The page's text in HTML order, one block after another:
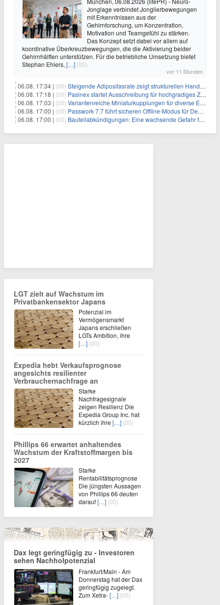
Jonglage verbindet Jonglierbewegungen
mit Erkenntnissen aus der
Gehirnforschung, um Konzentration,
Motivation und Teamgefühl zu stärken.
Das Konzept setzt dabei vor allem auf
koordinative Überkreuzbewegungen, die die Aktivierung beider
Gehirnhälften unterstützen. Für die betriebliche Umsetzung bietet
Stephan Ehlers, […] (00)
vor 11 Stunden
06.08. 17:34 | (00) Steigende Adipositasrate zeigt strukturellen Handlungsbedarf bei der Ernährung schulpflichtiger Kinder
06.08. 17:18 | (00) Pasinex startet Ausschreibung für hochgradiges Zinksulfidkonzentrat mit Germanium- und Silbergehalten und stellt ein Betriebsupdate bereit
06.08. 17:03 | (00) Variantenreiche Miniaturkupplungen für diverse Einsatzbereiche
06.08. 17:00 | (00) Passwork 7.7 führt sicheren Offline-Modus für Desktop- und Mobile-Apps ein
06.08. 17:00 | (00) Bauteilabkündigungen: Eine wachsende Gefahr für industrielle Elektroniksysteme
LGT zielt auf Wachstum im
Privatbankensektor Japans
Potenzial im
Vermögensmarkt
Japans erschließen
LGTs Ambition, ihre
[…] (00)
Expedia hebt Verkaufsprognose
angesichts resilienter
Verbrauchernachfrage an
Starke
Nachfragesignale
zeigen Resilienz Die
Expedia Group Inc. hat
kürzlich ihre […] (00)
Phillips 66 erwartet anhaltendes
Wachstum der Kraftstoffmargen bis
2027
Starke
Rentabilitätsprognose
Die jüngsten Aussagen
von Phillips 66 deuten
darauf[…] (00)
Dax legt geringfügig zu - Investoren
sehen Nachholpotenzial
Frankfurt/Main - Am
Donnerstag hat der Dax
geringfügig zugelegt.
Zum Xetra-[…] (00)